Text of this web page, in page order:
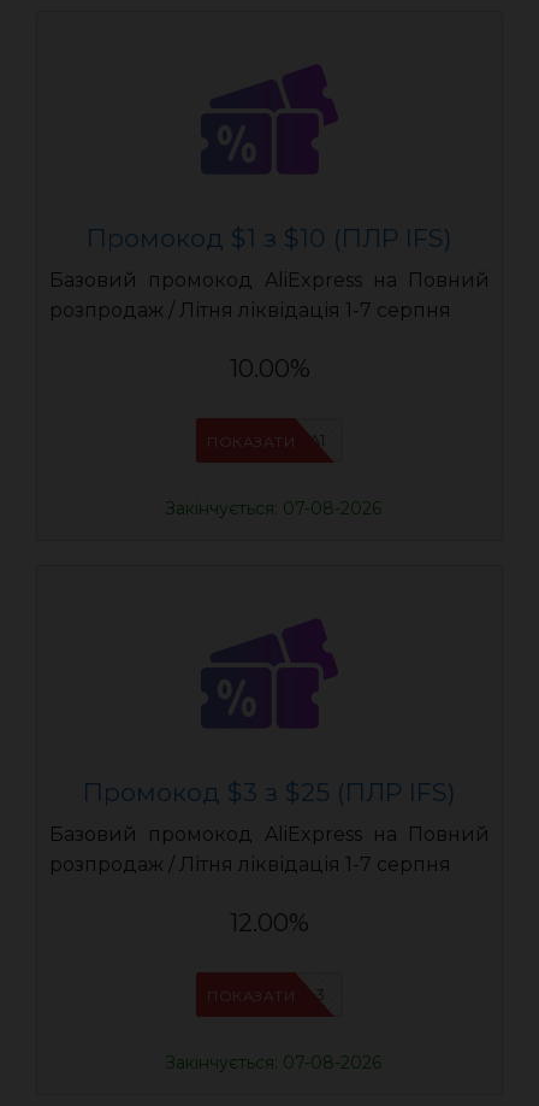
Промокод $1 з $10 (ПЛР IFS)
Базовий промокод AliExpress на Повний
розпродаж / Літня ліквідація 1-7 серпня
10.00%
IFSCDUA1
ПОКАЗАТИ
Закінчується: 07-08-2026
Промокод $3 з $25 (ПЛР IFS)
Базовий промокод AliExpress на Повний
розпродаж / Літня ліквідація 1-7 серпня
12.00%
IFSCDUA3
ПОКАЗАТИ
Закінчується: 07-08-2026